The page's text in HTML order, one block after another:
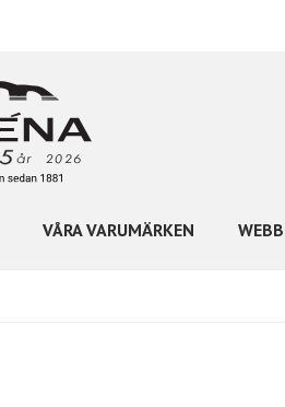
VÅRA VARUMÄRKEN